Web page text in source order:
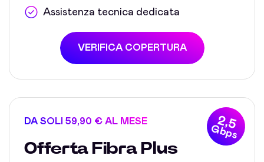
Assistenza tecnica dedicata
VERIFICA COPERTURA
2,5
Gbps
DA SOLI 59,90 € AL MESE
Offerta Fibra Plus